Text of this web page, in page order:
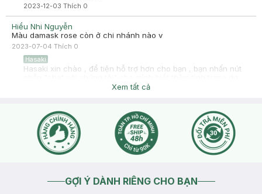
2023-12-03 Thích 0
Hiểu Nhi Nguyễn
Màu damask rose còn ở chi nhánh nào v
2023-07-04 Thích 0
Hasaki
Hasaki xin chào , để tiện hỗ trợ hơn cho bạn , bạn nhấn nút
Xem tất cả
GỢI Ý DÀNH RIÊNG CHO BẠN